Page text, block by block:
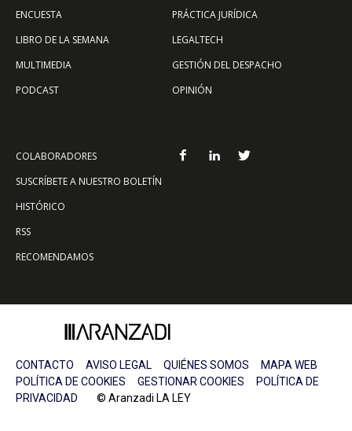
ENCUESTA
LIBRO DE LA SEMANA
MULTIMEDIA
PODCAST
PRÁCTICA JURÍDICA
LEGALTECH
GESTIÓN DEL DESPACHO
OPINIÓN
COLABORADORES
SUSCRÍBETE A NUESTRO BOLETÍN
HISTÓRICO
RSS
RECOMENDAMOS
CONTACTO AVISO LEGAL QUIÉNES SOMOS
MAPA WEB
POLÍTICA DE COOKIES
GESTIONAR COOKIES
POLÍTICA DE
PRIVACIDAD © Aranzadi LA LEY